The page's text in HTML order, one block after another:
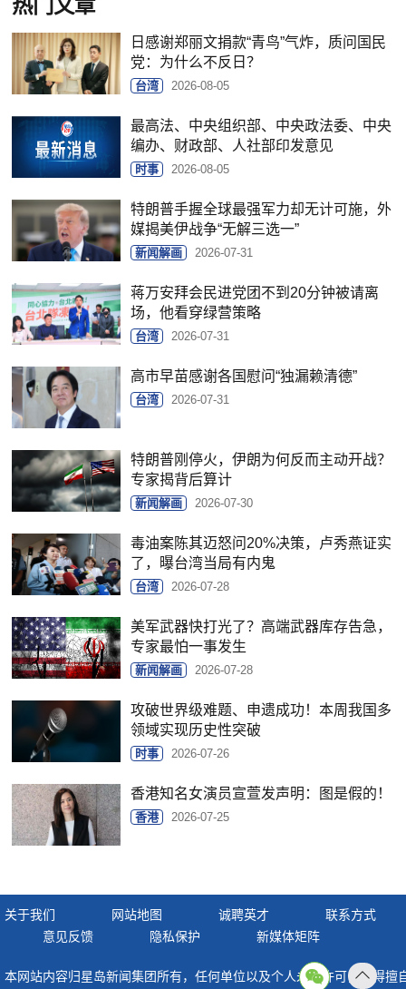
热门文章
日感谢郑丽文捐款“青鸟”气炸，质问国民
党：为什么不反日？
台湾 2026-08-05
最高法、中央组织部、中央政法委、中央
编办、财政部、人社部印发意见
时事 2026-08-05
特朗普手握全球最强军力却无计可施，外
媒揭美伊战争“无解三选一”
新闻解画 2026-07-31
蒋万安拜会民进党团不到20分钟被请离
场，他看穿绿营策略
台湾 2026-07-31
高市早苗感谢各国慰问“独漏赖清德”
台湾 2026-07-31
特朗普刚停火，伊朗为何反而主动开战？
专家揭背后算计
新闻解画 2026-07-30
毒油案陈其迈怒问20%决策，卢秀燕证实
了，曝台湾当局有内鬼
台湾 2026-07-28
美军武器快打光了？高端武器库存告急，
专家最怕一事发生
新闻解画 2026-07-28
攻破世界级难题、申遗成功！本周我国多
领域实现历史性突破
时事 2026-07-26
香港知名女演员宣萱发声明：图是假的！
香港 2026-07-25
关于我们 网站地图 诚聘英才
联系方式
意见反馈
隐私保护 新媒体矩阵
本网站内容归星岛新闻集团所有，任何单位以及个人未经许可，不得擅